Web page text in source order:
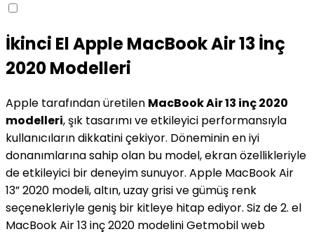
İkinci El Apple MacBook Air 13 İnç
2020 Modelleri
Apple tarafından üretilen MacBook Air 13 inç 2020
modelleri, şık tasarımı ve etkileyici performansıyla
kullanıcıların dikkatini çekiyor. Döneminin en iyi
donanımlarına sahip olan bu model, ekran özellikleriyle
de etkileyici bir deneyim sunuyor. Apple MacBook Air
13” 2020 modeli, altın, uzay grisi ve gümüş renk
seçenekleriyle geniş bir kitleye hitap ediyor. Siz de 2. el
MacBook Air 13 inç 2020 modelini Getmobil web